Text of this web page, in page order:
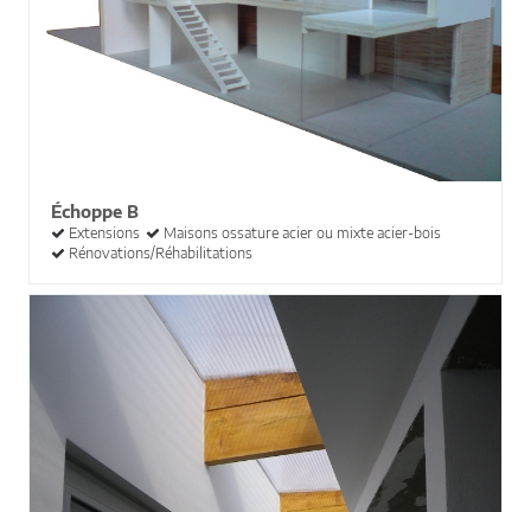
Échoppe B
Extensions
Maisons ossature acier ou mixte acier-bois
Rénovations/Réhabilitations